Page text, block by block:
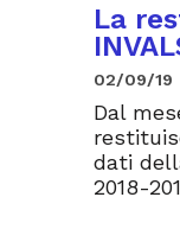
La
02/09/19
Dal
dati
2018-